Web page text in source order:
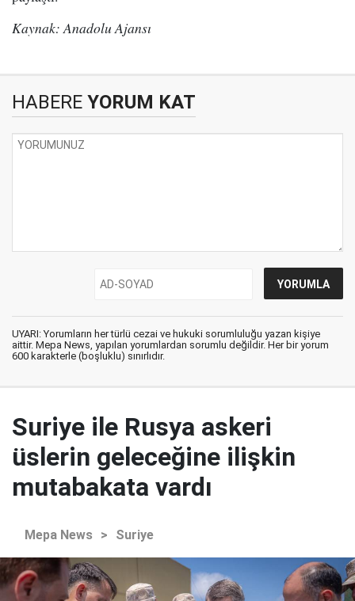
Kaynak: Anadolu Ajansı
HABERE YORUM KAT
UYARI: Yorumların her türlü cezai ve hukuki sorumluluğu yazan kişiye
aittir. Mepa News, yapılan yorumlardan sorumlu değildir. Her bir yorum
600 karakterle (boşluklu) sınırlıdır.
Suriye ile Rusya askeri
üslerin geleceğine ilişkin
mutabakata vardı
Mepa News > Suriye